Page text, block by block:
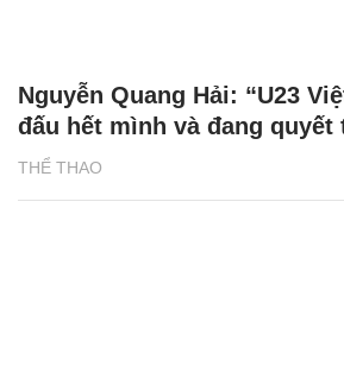
THỂ THAO
Nguyễn Quang Hải: “U23
đấu hết mình và đang quyết